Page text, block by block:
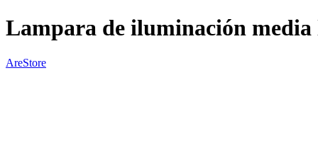
Lampara de iluminación media
AreStore